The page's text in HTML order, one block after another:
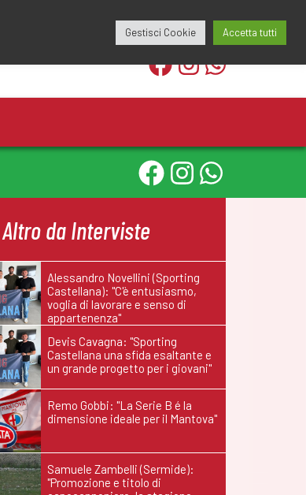
Altro da Interviste
Alessandro Novellini (Sporting
Castellana): "C'è entusiasmo,
voglia di lavorare e senso di
appartenenza"
Devis Cavagna: "Sporting
Castellana una sfida esaltante e
un grande progetto per i giovani"
Remo Gobbi: "La Serie B é la
dimensione ideale per il Mantova"
Samuele Zambelli (Sermide):
"Promozione e titolo di
Gestisci Cookie Accetta tutti